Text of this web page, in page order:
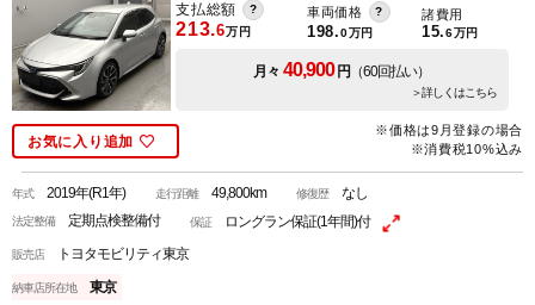
支払総額
213.6万円
車両価格
198.0万円
諸費用
15.6万円
月々 40,900円 （60回払い）
＞詳しくはこちら
お気に入り追加
※価格は9月登録の場合
※消費税10%込み
年式2019年(R1年) 走行距離49,800km 修復歴なし
法定整備定期点検整備付 保証ロングラン保証(1年間)付
販売店トヨタモビリティ東京
納車店所在地東京